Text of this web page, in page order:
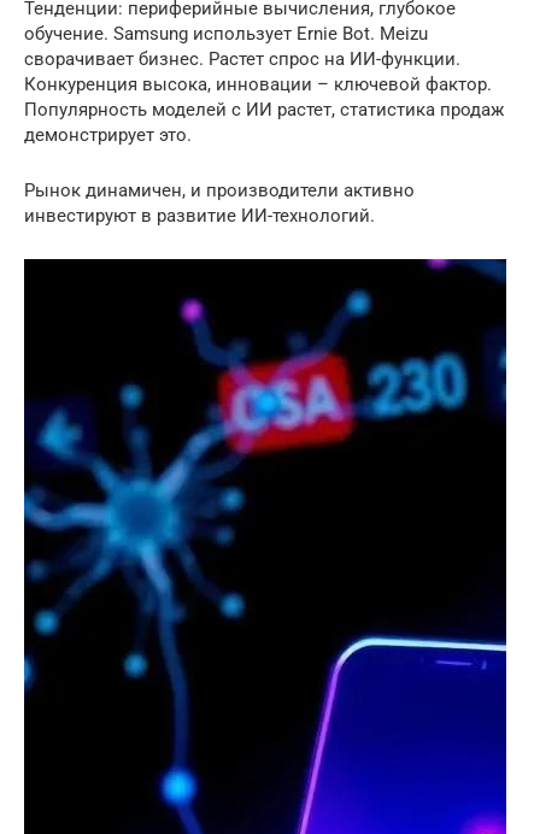
Тенденции: периферийные вычисления, глубокое
обучение. Samsung использует Ernie Bot. Meizu
сворачивает бизнес. Растет спрос на ИИ-функции.
Конкуренция высока, инновации – ключевой фактор.
Популярность моделей с ИИ растет, статистика продаж
демонстрирует это.
Рынок динамичен, и производители активно
инвестируют в развитие ИИ-технологий.